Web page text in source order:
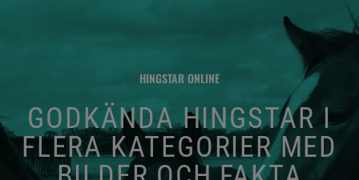
HINGSTAR ONLINE
GODKÄNDA HINGSTAR I
FLERA KATEGORIER MED